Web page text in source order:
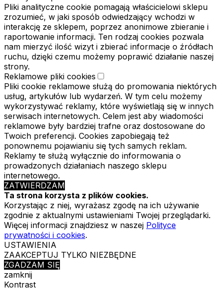
Pliki analityczne cookie pomagają właścicielowi sklepu
zrozumieć, w jaki sposób odwiedzający wchodzi w
interakcję ze sklepem, poprzez anonimowe zbieranie i
raportowanie informacji. Ten rodzaj cookies pozwala
nam mierzyć ilość wizyt i zbierać informacje o źródłach
ruchu, dzięki czemu możemy poprawić działanie naszej
strony.
Reklamowe pliki cookies
Pliki cookie reklamowe służą do promowania niektórych
usług, artykułów lub wydarzeń. W tym celu możemy
wykorzystywać reklamy, które wyświetlają się w innych
serwisach internetowych. Celem jest aby wiadomości
reklamowe były bardziej trafne oraz dostosowane do
Twoich preferencji. Cookies zapobiegają też
ponownemu pojawianiu się tych samych reklam.
Reklamy te służą wyłącznie do informowania o
prowadzonych działaniach naszego sklepu
internetowego.
ZATWIERDZAM
Ta strona korzysta z plików cookies.
Korzystając z niej, wyrażasz zgodę na ich używanie
zgodnie z aktualnymi ustawieniami Twojej przeglądarki.
Więcej informacji znajdziesz w naszej Polityce
prywatności i cookies.
USTAWIENIA
ZAAKCEPTUJ TYLKO NIEZBĘDNE
ZGADZAM SIĘ
zamknij
Kontrast